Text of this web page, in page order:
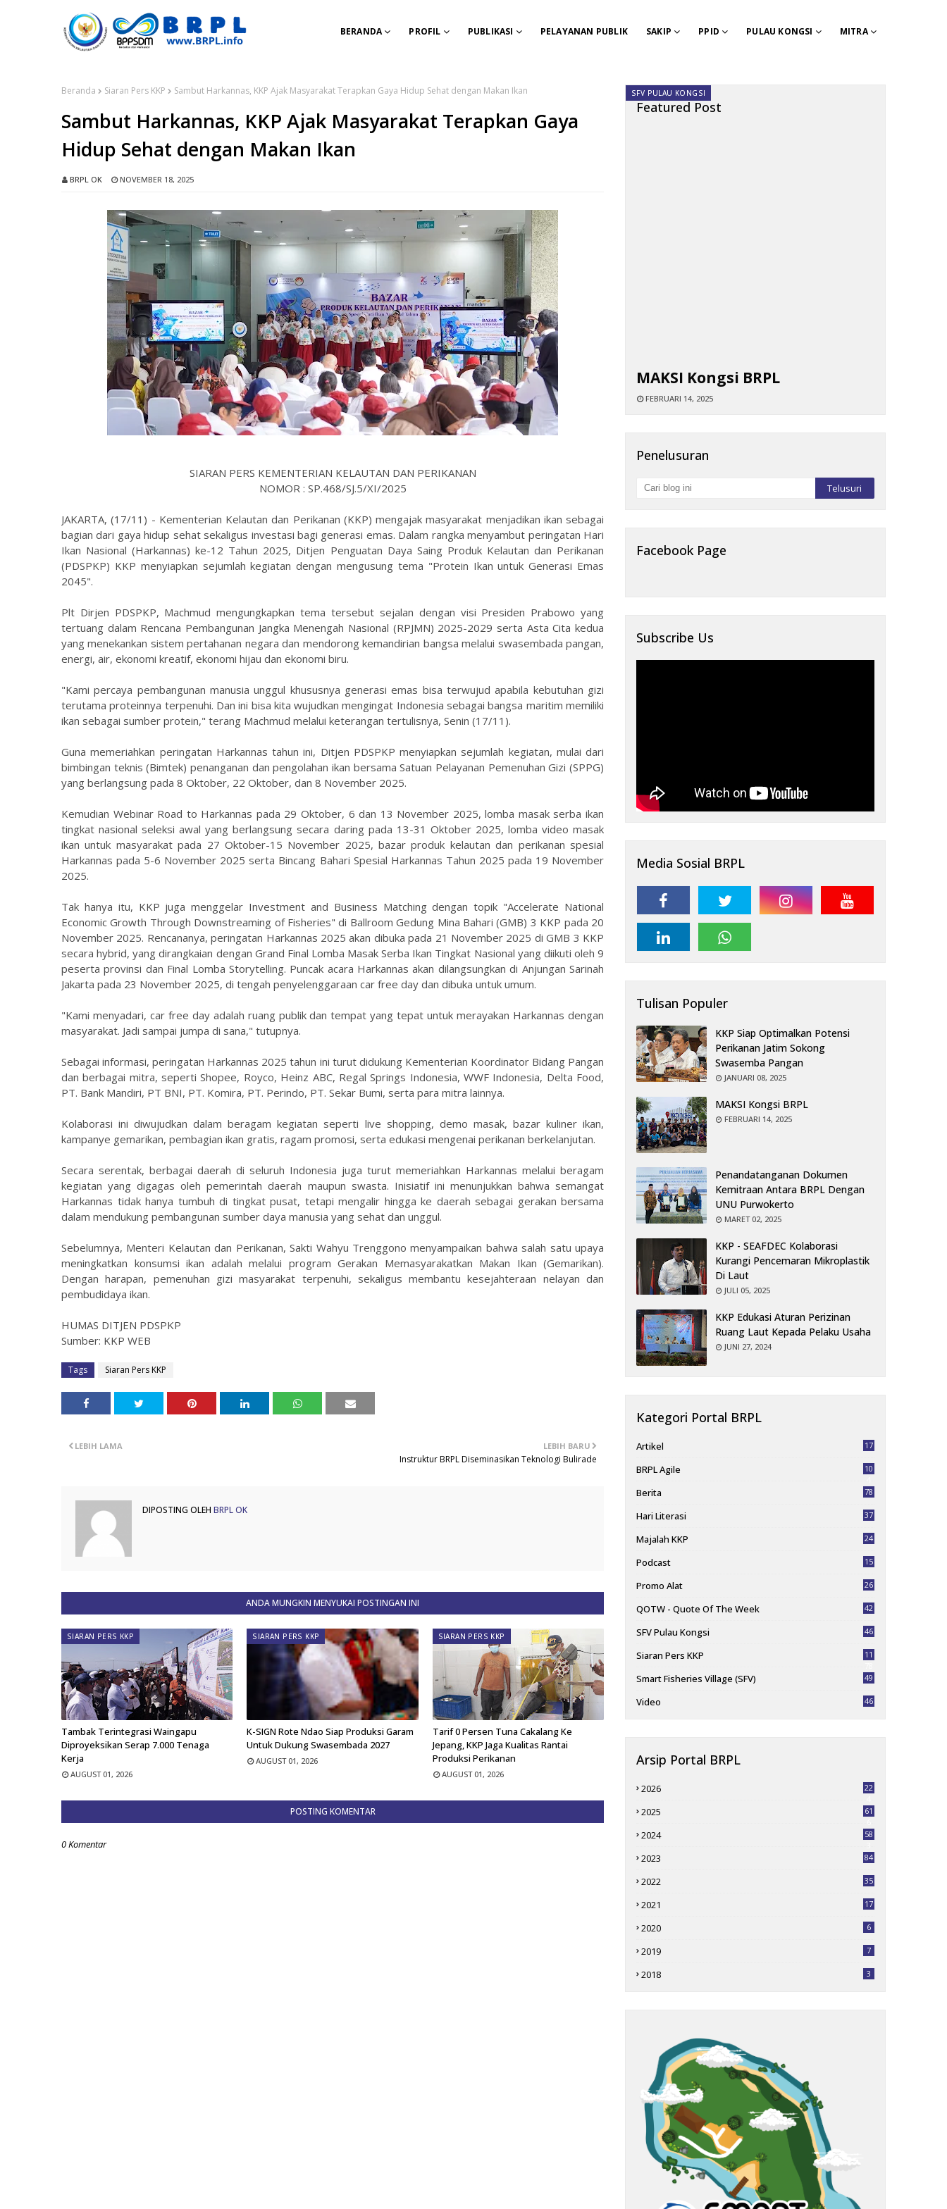
BERANDA PROFIL PUBLIKASI PELAYANAN PUBLIK SAKIP PPID PULAU KONGSI MITRA
Beranda Siaran Pers KKP Sambut Harkannas, KKP Ajak Masyarakat Terapkan Gaya Hidup Sehat dengan Makan Ikan
Sambut Harkannas, KKP Ajak Masyarakat Terapkan Gaya
Hidup Sehat dengan Makan Ikan
BRPL OK NOVEMBER 18, 2025
SIARAN PERS KEMENTERIAN KELAUTAN DAN PERIKANAN
NOMOR : SP.468/SJ.5/XI/2025
JAKARTA, (17/11) - Kementerian Kelautan dan Perikanan (KKP) mengajak masyarakat menjadikan ikan sebagai
bagian dari gaya hidup sehat sekaligus investasi bagi generasi emas. Dalam rangka menyambut peringatan Hari
Ikan Nasional (Harkannas) ke-12 Tahun 2025, Ditjen Penguatan Daya Saing Produk Kelautan dan Perikanan
(PDSPKP) KKP menyiapkan sejumlah kegiatan dengan mengusung tema "Protein Ikan untuk Generasi Emas
2045".
Plt Dirjen PDSPKP, Machmud mengungkapkan tema tersebut sejalan dengan visi Presiden Prabowo yang
tertuang dalam Rencana Pembangunan Jangka Menengah Nasional (RPJMN) 2025-2029 serta Asta Cita kedua
yang menekankan sistem pertahanan negara dan mendorong kemandirian bangsa melalui swasembada pangan,
energi, air, ekonomi kreatif, ekonomi hijau dan ekonomi biru.
"Kami percaya pembangunan manusia unggul khususnya generasi emas bisa terwujud apabila kebutuhan gizi
terutama proteinnya terpenuhi. Dan ini bisa kita wujudkan mengingat Indonesia sebagai bangsa maritim memiliki
ikan sebagai sumber protein," terang Machmud melalui keterangan tertulisnya, Senin (17/11).
Guna memeriahkan peringatan Harkannas tahun ini, Ditjen PDSPKP menyiapkan sejumlah kegiatan, mulai dari
bimbingan teknis (Bimtek) penanganan dan pengolahan ikan bersama Satuan Pelayanan Pemenuhan Gizi (SPPG)
yang berlangsung pada 8 Oktober, 22 Oktober, dan 8 November 2025.
Kemudian Webinar Road to Harkannas pada 29 Oktober, 6 dan 13 November 2025, lomba masak serba ikan
tingkat nasional seleksi awal yang berlangsung secara daring pada 13-31 Oktober 2025, lomba video masak
ikan untuk masyarakat pada 27 Oktober-15 November 2025, bazar produk kelautan dan perikanan spesial
Harkannas pada 5-6 November 2025 serta Bincang Bahari Spesial Harkannas Tahun 2025 pada 19 November
2025.
Tak hanya itu, KKP juga menggelar Investment and Business Matching dengan topik "Accelerate National
Economic Growth Through Downstreaming of Fisheries" di Ballroom Gedung Mina Bahari (GMB) 3 KKP pada 20
November 2025. Rencananya, peringatan Harkannas 2025 akan dibuka pada 21 November 2025 di GMB 3 KKP
secara hybrid, yang dirangkaian dengan Grand Final Lomba Masak Serba Ikan Tingkat Nasional yang diikuti oleh 9
peserta provinsi dan Final Lomba Storytelling. Puncak acara Harkannas akan dilangsungkan di Anjungan Sarinah
Jakarta pada 23 November 2025, di tengah penyelenggaraan car free day dan dibuka untuk umum.
"Kami menyadari, car free day adalah ruang publik dan tempat yang tepat untuk merayakan Harkannas dengan
masyarakat. Jadi sampai jumpa di sana," tutupnya.
Sebagai informasi, peringatan Harkannas 2025 tahun ini turut didukung Kementerian Koordinator Bidang Pangan
dan berbagai mitra, seperti Shopee, Royco, Heinz ABC, Regal Springs Indonesia, WWF Indonesia, Delta Food,
PT. Bank Mandiri, PT BNI, PT. Komira, PT. Perindo, PT. Sekar Bumi, serta para mitra lainnya.
Kolaborasi ini diwujudkan dalam beragam kegiatan seperti live shopping, demo masak, bazar kuliner ikan,
kampanye gemarikan, pembagian ikan gratis, ragam promosi, serta edukasi mengenai perikanan berkelanjutan.
Secara serentak, berbagai daerah di seluruh Indonesia juga turut memeriahkan Harkannas melalui beragam
kegiatan yang digagas oleh pemerintah daerah maupun swasta. Inisiatif ini menunjukkan bahwa semangat
Harkannas tidak hanya tumbuh di tingkat pusat, tetapi mengalir hingga ke daerah sebagai gerakan bersama
dalam mendukung pembangunan sumber daya manusia yang sehat dan unggul.
Sebelumnya, Menteri Kelautan dan Perikanan, Sakti Wahyu Trenggono menyampaikan bahwa salah satu upaya
meningkatkan konsumsi ikan adalah melalui program Gerakan Memasyarakatkan Makan Ikan (Gemarikan).
Dengan harapan, pemenuhan gizi masyarakat terpenuhi, sekaligus membantu kesejahteraan nelayan dan
pembudidaya ikan.
HUMAS DITJEN PDSPKP
Sumber: KKP WEB
Tags Siaran Pers KKP
LEBIH BARU
Instruktur BRPL Diseminasikan Teknologi Bulirade
LEBIH LAMA
DIPOSTING OLEH BRPL OK
ANDA MUNGKIN MENYUKAI POSTINGAN INI
SIARAN PERS KKP
Tambak Terintegrasi Waingapu
Diproyeksikan Serap 7.000 Tenaga
Kerja
AUGUST 01, 2026
SIARAN PERS KKP
K-SIGN Rote Ndao Siap Produksi Garam
Untuk Dukung Swasembada 2027
AUGUST 01, 2026
SIARAN PERS KKP
Tarif 0 Persen Tuna Cakalang Ke
Jepang, KKP Jaga Kualitas Rantai
Produksi Perikanan
AUGUST 01, 2026
POSTING KOMENTAR
0 Komentar
Featured Post
SFV PULAU KONGSI
MAKSI Kongsi BRPL
FEBRUARI 14, 2025
Penelusuran
Facebook Page
Subscribe Us
Media Sosial BRPL
Tulisan Populer
KKP Siap Optimalkan Potensi
Perikanan Jatim Sokong
Swasemba Pangan
JANUARI 08, 2025
MAKSI Kongsi BRPL
FEBRUARI 14, 2025
Penandatanganan Dokumen
Kemitraan Antara BRPL Dengan
UNU Purwokerto
MARET 02, 2025
KKP - SEAFDEC Kolaborasi
Kurangi Pencemaran Mikroplastik
Di Laut
JULI 05, 2025
KKP Edukasi Aturan Perizinan
Ruang Laut Kepada Pelaku Usaha
JUNI 27, 2024
Kategori Portal BRPL
Artikel 17
BRPL Agile
10
Berita 78
Hari Literasi 37
Majalah KKP 24
Podcast 15
Promo Alat 26
QOTW - Quote Of The Week 42
SFV Pulau Kongsi 46
Siaran Pers KKP
11
Smart Fisheries Village (SFV) 49
Video 46
Arsip Portal BRPL
2026
22
2025
61
2024
58
2023 84
2022 35
2021 17
2020 6
2019 7
2018 3